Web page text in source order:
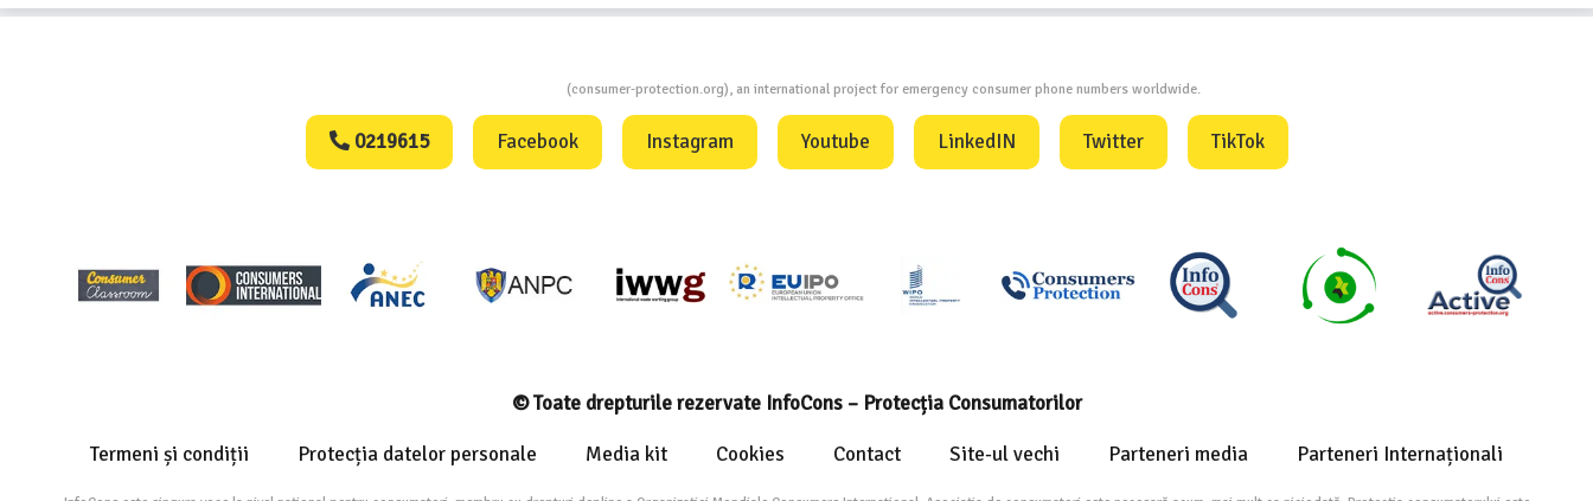
(consumer-protection.org), an international project for emergency consumer phone numbers worldwide.
0219615 Facebook Instagram Youtube LinkedIN Twitter TikTok
© Toate drepturile rezervate InfoCons – Protecția Consumatorilor
Termeni și condiții Protecția datelor personale Media kit Cookies Contact Site-ul vechi Parteneri media Parteneri Internaționali